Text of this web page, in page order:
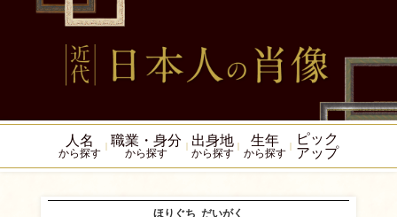
人名
から探す
職業・身分
から探す
出身地
から探す
生年
から探す
ピック
アップ
ほりぐち だいがく